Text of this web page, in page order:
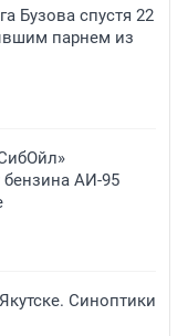
Бузова спустя 22
парнем из
бензина АИ-95
Синоптики